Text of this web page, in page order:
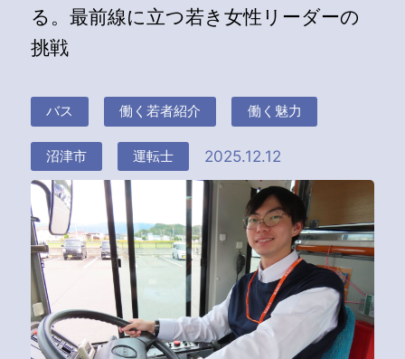
る。最前線に立つ若き女性リーダーの
挑戦
バス 働く若者紹介 働く魅力
沼津市 運転士 2025.12.12